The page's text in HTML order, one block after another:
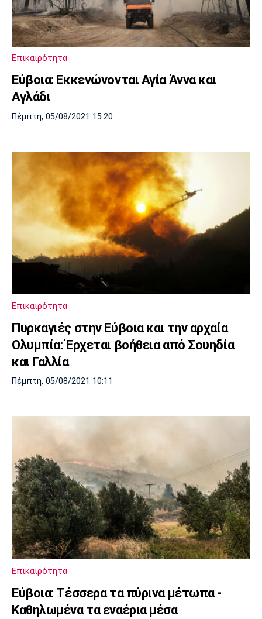
Επικαιρότητα
Εύβοια: Εκκενώνονται Αγία Άννα και
Αγλάδι
Πέμπτη, 05/08/2021 15:20
Επικαιρότητα
Πυρκαγιές στην Εύβοια και την αρχαία
Ολυμπία: Έρχεται βοήθεια από Σουηδία
και Γαλλία
Πέμπτη, 05/08/2021 10:11
Επικαιρότητα
Εύβοια: Τέσσερα τα πύρινα μέτωπα -
Καθηλωμένα τα εναέρια μέσα